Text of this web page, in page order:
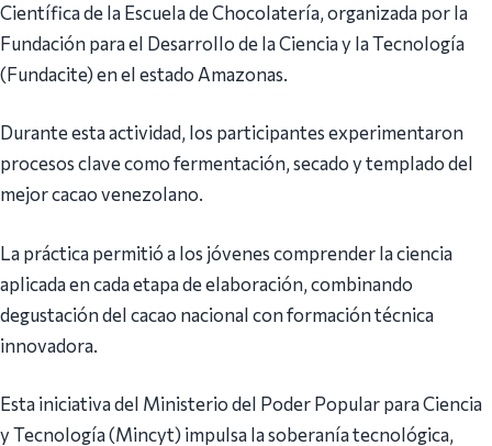
Científica de la Escuela de Chocolatería, organizada por la
Fundación para el Desarrollo de la Ciencia y la Tecnología
(Fundacite) en el estado Amazonas.
Durante esta actividad, los participantes experimentaron
procesos clave como fermentación, secado y templado del
mejor cacao venezolano.
La práctica permitió a los jóvenes comprender la ciencia
aplicada en cada etapa de elaboración, combinando
degustación del cacao nacional con formación técnica
innovadora.
Esta iniciativa del Ministerio del Poder Popular para Ciencia
y Tecnología (Mincyt) impulsa la soberanía tecnológica,